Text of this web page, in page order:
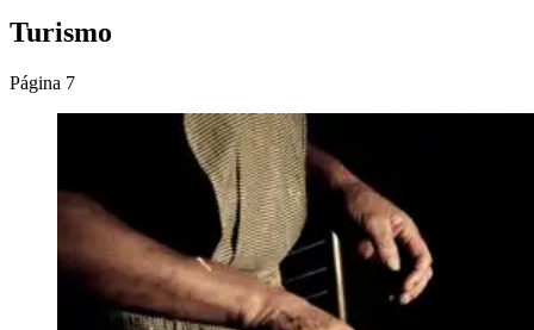
Turismo
Página 7